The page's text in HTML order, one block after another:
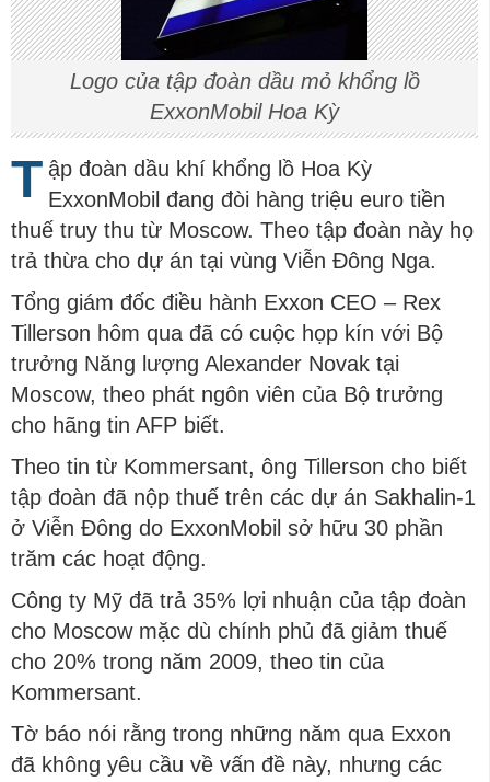
Logo của tập đoàn dầu mỏ khổng lồ
ExxonMobil Hoa Kỳ
T ập đoàn dầu khí khổng lồ Hoa Kỳ
ExxonMobil đang đòi hàng triệu euro tiền
thuế truy thu từ Moscow. Theo tập đoàn này họ
trả thừa cho dự án tại vùng Viễn Đông Nga.
Tổng giám đốc điều hành Exxon CEO – Rex
Tillerson hôm qua đã có cuộc họp kín với Bộ
trưởng Năng lượng Alexander Novak tại
Moscow, theo phát ngôn viên của Bộ trưởng
cho hãng tin AFP biết.
Theo tin từ Kommersant, ông Tillerson cho biết
tập đoàn đã nộp thuế trên các dự án Sakhalin-1
ở Viễn Đông do ExxonMobil sở hữu 30 phần
trăm các hoạt động.
Công ty Mỹ đã trả 35% lợi nhuận của tập đoàn
cho Moscow mặc dù chính phủ đã giảm thuế
cho 20% trong năm 2009, theo tin của
Kommersant.
Tờ báo nói rằng trong những năm qua Exxon
đã không yêu cầu về vấn đề này, nhưng các